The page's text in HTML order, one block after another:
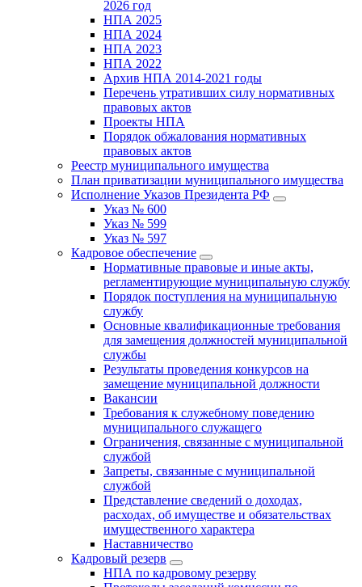
2026 год
НПА 2025
НПА 2024
НПА 2023
НПА 2022
Архив НПА 2014-2021 годы
Перечень утративших силу нормативных
правовых актов
Проекты НПА
Порядок обжалования нормативных
правовых актов
Реестр муниципального имущества
План приватизации муниципального имущества
Исполнение Указов Президента РФ
Указ № 600
Указ № 599
Указ № 597
Кадровое обеспечение
Нормативные правовые и иные акты,
регламентирующие муниципальную службу
Порядок поступления на муниципальную
службу
Основные квалификационные требования
для замещения должностей муниципальной
службы
Результаты проведения конкурсов на
замещение муниципальной должности
Вакансии
Требования к служебному поведению
муниципального служащего
Ограничения, связанные с муниципальной
службой
Запреты, связанные с муниципальной
службой
Представление сведений о доходах,
расходах, об имуществе и обязательствах
имущественного характера
Наставничество
Кадровый резерв
НПА по кадровому резерву